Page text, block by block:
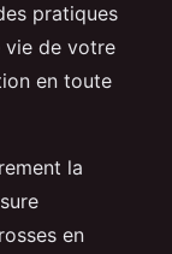
pratiques
vie de votre
en toute
la
en